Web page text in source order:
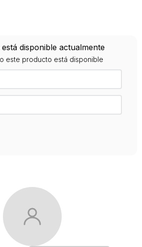
disponible actualmente
este producto está disponible